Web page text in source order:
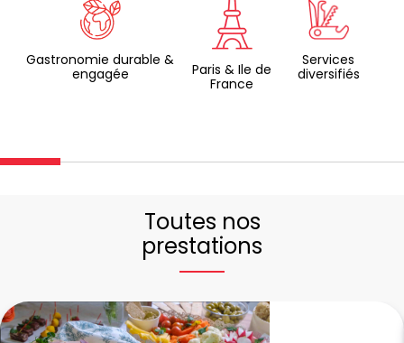
Gastronomie durable &
engagée
Paris & Ile de
France
Services
diversifiés
Toutes nos
prestations